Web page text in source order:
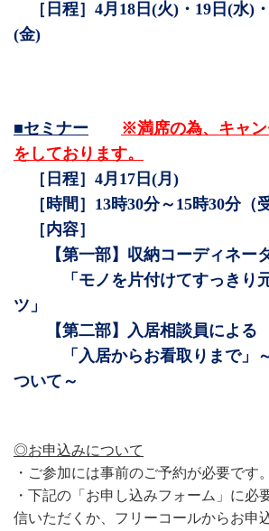
［日程］ 4月 18日(火)・ 19日(水)
(金)
■セミナー
※満席の為、キャ
をしております。
［ 日程］4月17日(月)
［時間］13時30分～15時30分（
［内容］
【第一部】収納コーディネー
「モノを片付けてすっきり元
ツ」
【第二部】入居相談員による
「入居からお看取りまで」～
ついて～
◎お申込みについて
・ご参加には事前のご予約が必要です。
・下記の 「お申し込みフォーム」に必
信いただくか、 フリーコールからお申